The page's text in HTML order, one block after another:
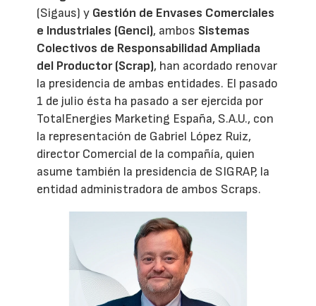
(Sigaus) y Gestión de Envases Comerciales
e Industriales (Genci), ambos Sistemas
Colectivos de Responsabilidad Ampliada
del Productor (Scrap), han acordado renovar
la presidencia de ambas entidades. El pasado
1 de julio ésta ha pasado a ser ejercida por
TotalEnergies Marketing España, S.A.U., con
la representación de Gabriel López Ruiz,
director Comercial de la compañía, quien
asume también la presidencia de SIGRAP, la
entidad administradora de ambos Scraps.